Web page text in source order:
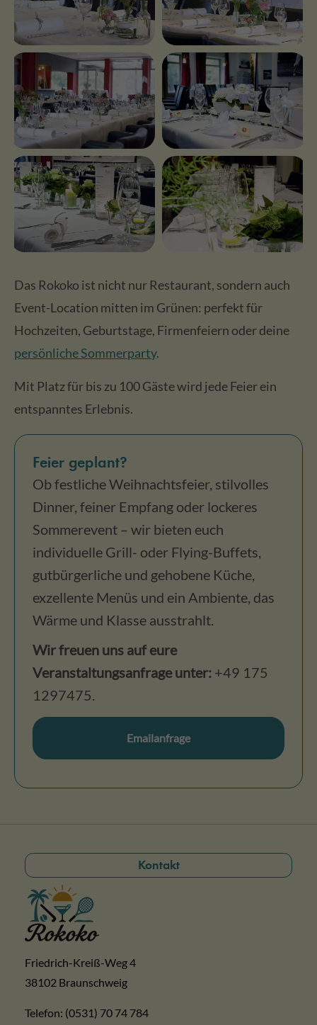
Das Rokoko ist nicht nur Restaurant, sondern auch
Event-Location mitten im Grünen: perfekt für
Hochzeiten, Geburtstage, Firmenfeiern oder deine
persönliche Sommerparty.
Mit Platz für bis zu 100 Gäste wird jede Feier ein
entspanntes Erlebnis.
Feier geplant?
Ob festliche Weihnachtsfeier, stilvolles
Dinner, feiner Empfang oder lockeres
Sommerevent – wir bieten euch
individuelle Grill- oder Flying-Buffets,
gutbürgerliche und gehobene Küche,
exzellente Menüs und ein Ambiente, das
Wärme und Klasse ausstrahlt.
Wir freuen uns auf eure
Veranstaltungsanfrage unter: +49 175
1297475.
Emailanfrage
Kontakt
Friedrich-Kreiß-Weg 4
38102 Braunschweig
Telefon: (0531) 70 74 784